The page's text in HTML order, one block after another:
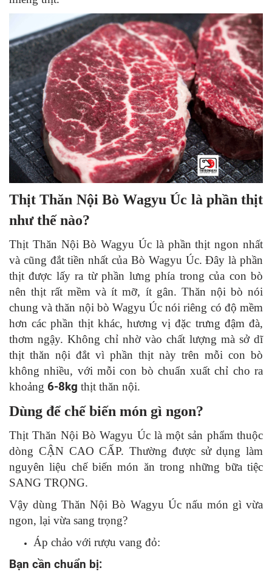
Thịt Thăn Nội Bò Wagyu Úc là phần thịt
như thế nào?
Thịt Thăn Nội Bò Wagyu Úc là phần thịt ngon nhất
và cũng đắt tiền nhất của Bò Wagyu Úc. Đây là phần
thịt được lấy ra từ phần lưng phía trong của con bò
nên thịt rất mềm và ít mỡ, ít gân. Thăn nội bò nói
chung và thăn nội bò Wagyu Úc nói riêng có độ mềm
hơn các phần thịt khác, hương vị đặc trưng đậm đà,
thơm ngậy. Không chỉ nhờ vào chất lượng mà sở dĩ
thịt thăn nội đắt vì phần thịt này trên mỗi con bò
không nhiều, với mỗi con bò chuẩn xuất chỉ cho ra
khoảng 6-8kg thịt thăn nội.
Dùng để chế biến món gì ngon?
Thịt Thăn Nội Bò Wagyu Úc là một sản phẩm thuộc
dòng CẬN CAO CẤP. Thường được sử dụng làm
nguyên liệu chế biến món ăn trong những bữa tiệc
SANG TRỌNG.
Vậy dùng Thăn Nội Bò Wagyu Úc nấu món gì vừa
ngon, lại vừa sang trọng?
Áp chảo với rượu vang đỏ:
Bạn cần chuẩn bị: